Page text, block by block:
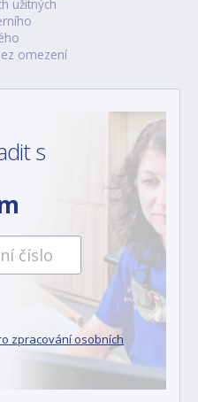
užitných
omezení
s
zpracování osobních